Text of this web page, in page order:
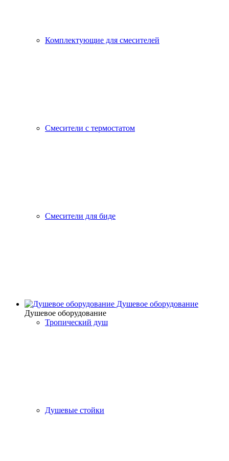
Комплектующие для смесителей
Смесители с термостатом
Смесители для биде
Душевое оборудование
Душевое оборудование
Тропический душ
Душевые стойки